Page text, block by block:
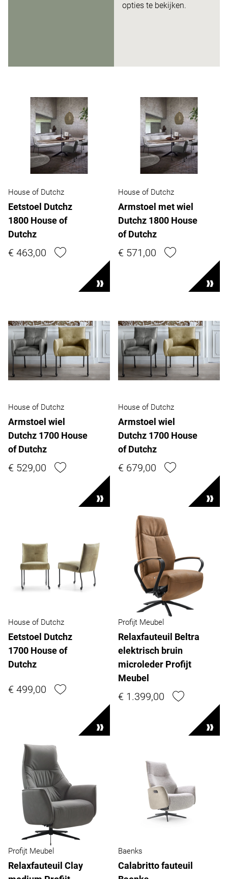
opties te bekijken.
House of Dutchz
Eetstoel Dutchz
1800 House of
Dutchz
€ 463,00
House of Dutchz
Armstoel met wiel
Dutchz 1800 House
of Dutchz
€ 571,00
House of Dutchz
Armstoel wiel
Dutchz 1700 House
of Dutchz
€ 529,00
House of Dutchz
Armstoel wiel
Dutchz 1700 House
of Dutchz
€ 679,00
House of Dutchz
Eetstoel Dutchz
1700 House of
Dutchz
€ 499,00
Profijt Meubel
Relaxfauteuil Beltra
elektrisch bruin
microleder Profijt
Meubel
€ 1.399,00
Profijt Meubel
Relaxfauteuil Clay
Baenks
Calabritto fauteuil